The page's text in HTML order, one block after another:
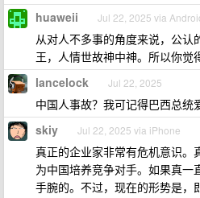
huaweii Jul 22, 2025 via
从对人不多事的角度来说，公
王，人情世故神中神。所以你觉
lancelock Jul 22, 2025
中国人事故？我可记得巴西总统
skiy Jul 22, 2025 via iPhone
真正的企业家非常有危机意识。
为中国培养竞争对手。如果真
手腕的。不过，现在的形势是，